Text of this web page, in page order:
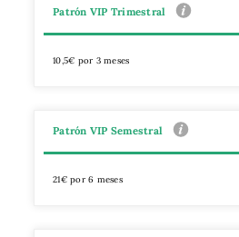
Patrón VIP Trimestral
10,5€ por 3 meses
Patrón VIP Semestral
21€ por 6 meses